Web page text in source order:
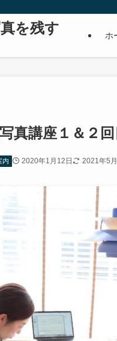
を残す
ホ
真講座１＆２回
内 2020年1月12日 2021年5